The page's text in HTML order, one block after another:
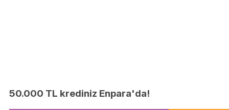
50.000 TL krediniz Enpara'da!